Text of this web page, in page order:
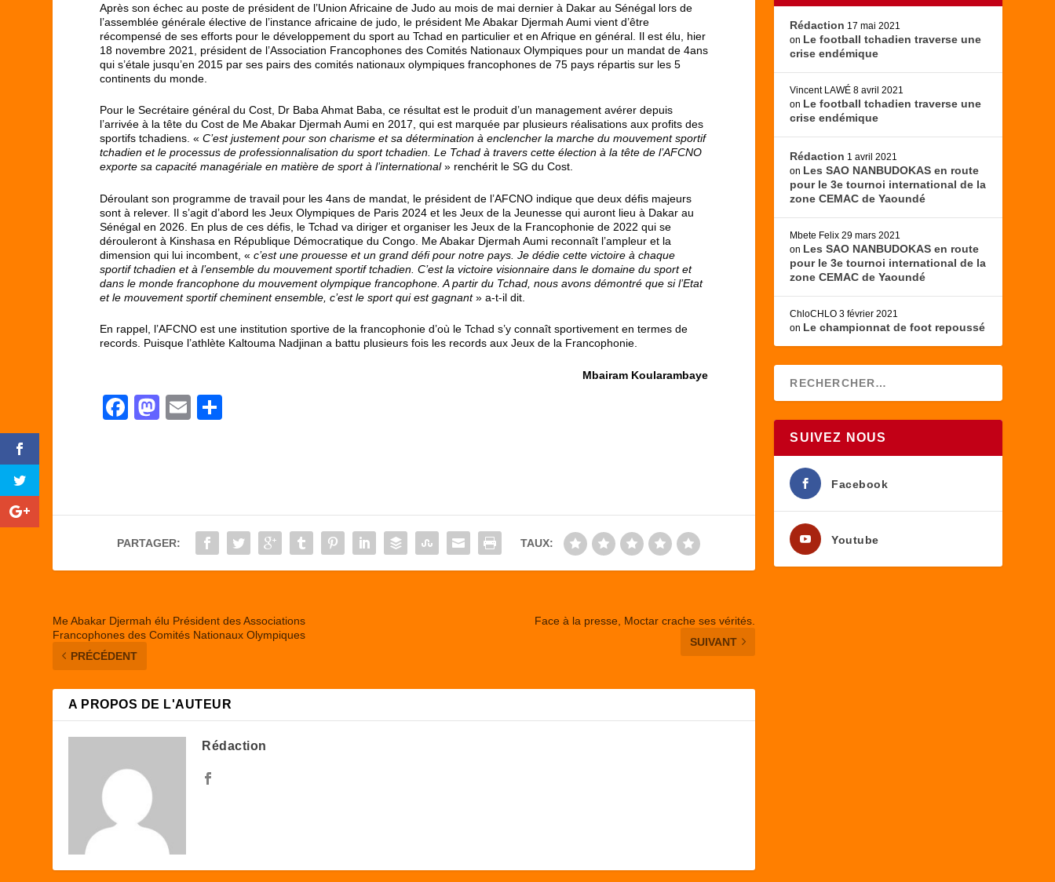
Après son échec au poste de président de l’Union Africaine de Judo au mois de mai dernier à Dakar au Sénégal lors de
l’assemblée générale élective de l’instance africaine de judo, le président Me Abakar Djermah Aumi vient d’être
récompensé de ses efforts pour le développement du sport au Tchad en particulier et en Afrique en général. Il est élu, hier
18 novembre 2021, président de l’Association Francophones des Comités Nationaux Olympiques pour un mandat de 4ans
qui s’étale jusqu’en 2015 par ses pairs des comités nationaux olympiques francophones de 75 pays répartis sur les 5
continents du monde.
Pour le Secrétaire général du Cost, Dr Baba Ahmat Baba, ce résultat est le produit d’un management avérer depuis
l’arrivée à la tête du Cost de Me Abakar Djermah Aumi en 2017, qui est marquée par plusieurs réalisations aux profits des
sportifs tchadiens. «C’est justement pour son charisme et sa détermination à enclencher la marche du mouvement sportif
tchadien et le processus de professionnalisation du sport tchadien. Le Tchad à travers cette élection à la tête de l’AFCNO
exporte sa capacité managériale en matière de sport à l’international» renchérit le SG du Cost.
Déroulant son programme de travail pour les 4ans de mandat, le président de l’AFCNO indique que deux défis majeurs
sont à relever. Il s’agit d’abord les Jeux Olympiques de Paris 2024 et les Jeux de la Jeunesse qui auront lieu à Dakar au
Sénégal en 2026. En plus de ces défis, le Tchad va diriger et organiser les Jeux de la Francophonie de 2022 qui se
dérouleront à Kinshasa en République Démocratique du Congo. Me Abakar Djermah Aumi reconnaît l’ampleur et la
dimension qui lui incombent, «c’est une prouesse et un grand défi pour notre pays. Je dédie cette victoire à chaque
sportif tchadien et à l’ensemble du mouvement sportif tchadien. C’est la victoire visionnaire dans le domaine du sport et
dans le monde francophone du mouvement olympique francophone. A partir du Tchad, nous avons démontré que si l’Etat
et le mouvement sportif cheminent ensemble, c’est le sport qui est gagnant» a-t-il dit.
En rappel, l’AFCNO est une institution sportive de la francophonie d’où le Tchad s’y connaît sportivement en termes de
records. Puisque l’athlète Kaltouma Nadjinan a battu plusieurs fois les records aux Jeux de la Francophonie.
Mbairam Koularambaye
F
b
o
M
d
o
E
er
PARTAGER: TAUX:
Me Abakar Djermah élu Président des Associations
Francophones des Comités Nationaux Olympiques
PRÉCÉDENT
Face à la presse, Moctar crache ses vérités.
SUIVANT
A PROPOS DE L'AUTEUR
Rédaction
Rédaction 17 mai 2021
on Le football tchadien traverse une
crise endémique
Vincent LAWÉ 8 avril 2021
on Le football tchadien traverse une
crise endémique
Rédaction 1 avril 2021
on Les SAO NANBUDOKAS en route
pour le 3e tournoi international de la
zone CEMAC de Yaoundé
Mbete Felix 29 mars 2021
on Les SAO NANBUDOKAS en route
pour le 3e tournoi international de la
zone CEMAC de Yaoundé
ChloCHLO 3 février 2021
on Le championnat de foot repoussé
SUIVEZ NOUS
Facebook
Youtube